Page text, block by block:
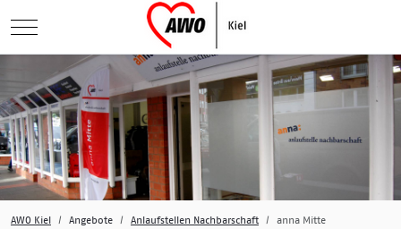
Mobile Menu Toggle
AWO Kiel Angebote Anlaufstellen Nachbarschaft anna Mitte